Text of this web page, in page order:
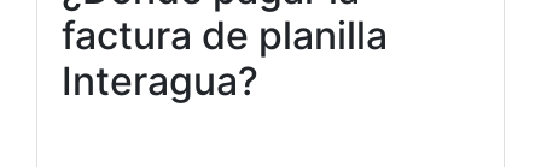
factura de planilla
Interagua?